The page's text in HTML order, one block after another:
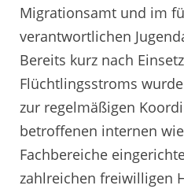
Migrationsamt und im
verantwortlichen
Bereits kurz nach
Flüchtlingsstroms
zur regelmäßigen
betroffenen internen
Fachbereiche
zahlreichen freiwilligen